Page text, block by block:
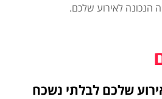
הנכונה לאירוע שלכם.
שלכם לבלתי נשכח